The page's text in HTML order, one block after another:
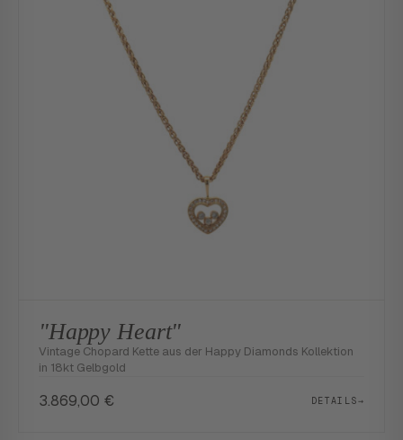
"Happy Heart"
Vintage Chopard Kette aus der Happy Diamonds Kollektion
in 18kt Gelbgold
3.869,00 € DETAILS→